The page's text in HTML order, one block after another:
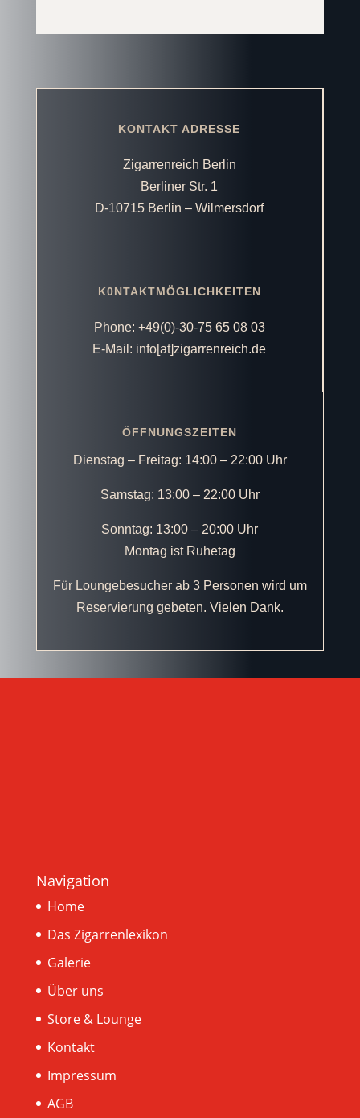
KONTAKT ADRESSE
Zigarrenreich Berlin
Berliner Str. 1
D-10715 Berlin – Wilmersdorf
K0NTAKTMÖGLICHKEITEN
Phone: +49(0)-30-75 65 08 03
E-Mail: info[at]zigarrenreich.de
ÖFFNUNGSZEITEN
Dienstag – Freitag: 14:00 – 22:00 Uhr
Samstag: 13:00 – 22:00 Uhr
Sonntag: 13:00 – 20:00 Uhr
Montag ist Ruhetag
Für Loungebesucher ab 3 Personen wird um
Reservierung gebeten. Vielen Dank.
Navigation
Home
Das Zigarrenlexikon
Galerie
Über uns
Store & Lounge
Kontakt
Impressum
AGB